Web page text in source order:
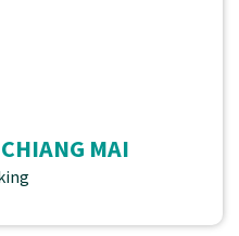
MAI